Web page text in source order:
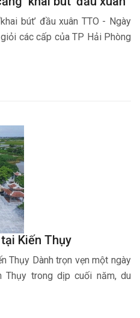
bút’ đầu xuân TTO - Ngày
các cấp của TP Hải Phòng
Kiến Thụy
Thụy Dành trọn vẹn một ngày
Thụy trong dịp cuối năm, du